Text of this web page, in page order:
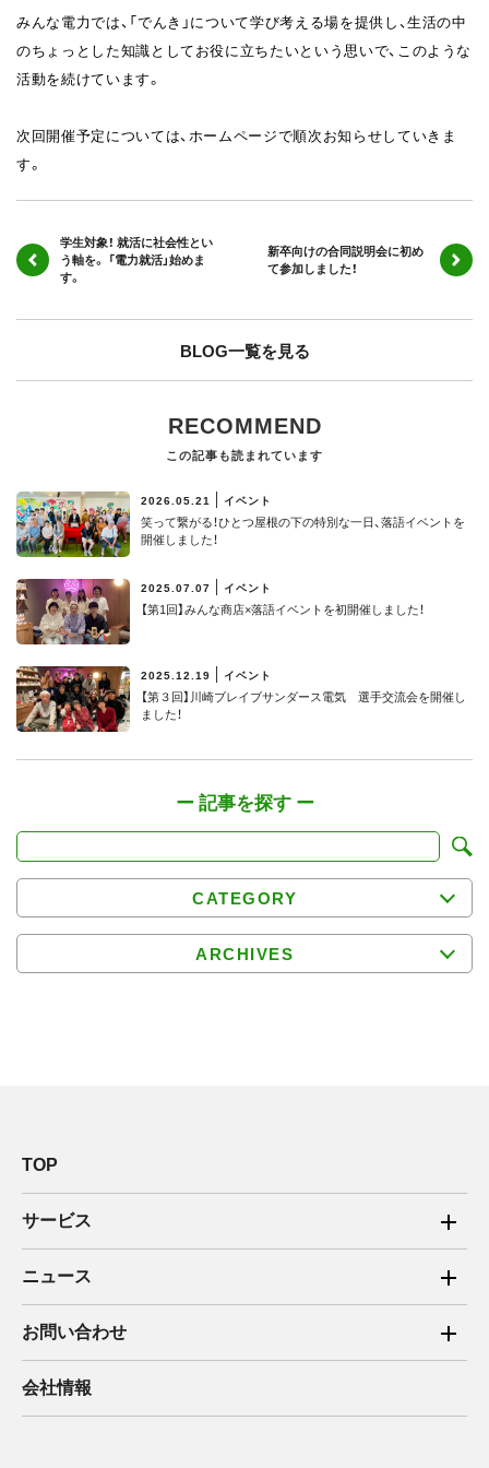
みんな電力では、「でんき」について学び考える場を提供し、生活の中
のちょっとした知識としてお役に立ちたいという思いで、このような
活動を続けています。
次回開催予定については、ホームページで順次お知らせしていきま
す。
学生対象！ 就活に社会性とい
う軸を。 「電力就活」始めま
す。
新卒向けの合同説明会に初め
て参加しました！
BLOG一覧を見る
RECOMMEND
この記事も読まれています
2026.05.21 イベント
笑って繋がる！ひとつ屋根の下の特別な一日、落語イベントを
開催しました！
2025.07.07 イベント
【第1回】みんな商店×落語イベントを初開催しました！
2025.12.19 イベント
【第３回】川崎ブレイブサンダース電気 選手交流会を開催し
ました！
CATEGORY
ARCHIVES
TOP
サービス
ご家庭向け電力サービス
法人向け脱炭素サービス
住宅用太陽光売電 卒FIT
ニュース
2025年
2024年
お問い合わせ
ご家庭向け電力サービス・卒FIT電気の売電
法人向け脱炭素サービス・新電力向けサービス
会社情報